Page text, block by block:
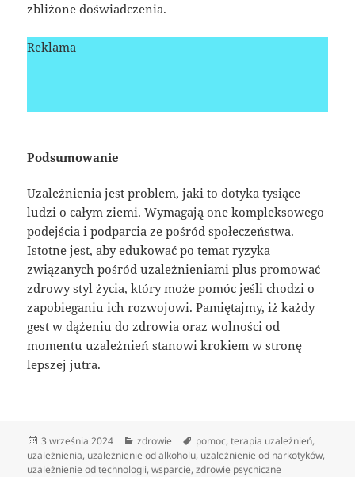
zbliżone doświadczenia.
Reklama
Podsumowanie
Uzależnienia jest problem, jaki to dotyka tysiące
ludzi o całym ziemi. Wymagają one kompleksowego
podejścia i podparcia ze pośród społeczeństwa.
Istotne jest, aby edukować po temat ryzyka
związanych pośród uzależnieniami plus promować
zdrowy styl życia, który może pomóc jeśli chodzi o
zapobieganiu ich rozwojowi. Pamiętajmy, iż każdy
gest w dążeniu do zdrowia oraz wolności od
momentu uzależnień stanowi krokiem w stronę
lepszej jutra.
Data
publikacji
3 września 2024 Kategorie
zdrowie Tagi
pomoc,terapia uzależnień,
uzależnienia, uzależnienie od alkoholu, uzależnienie od narkotyków,
uzależnienie od technologii,wsparcie,zdrowie psychiczne